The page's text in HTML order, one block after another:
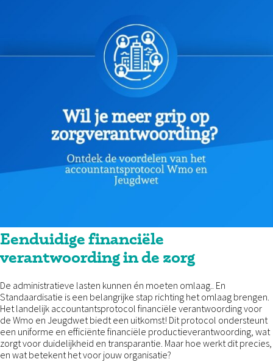
Eenduidige financiële
verantwoording in de zorg
De administratieve lasten kunnen én moeten omlaag.. En
Standaardisatie is een belangrijke stap richting het omlaag brengen.
Het landelijk accountantsprotocol financiële verantwoording voor
de Wmo en Jeugdwet biedt een uitkomst! Dit protocol ondersteunt
een uniforme en efficiënte financiële productieverantwoording, wat
zorgt voor duidelijkheid en transparantie. Maar hoe werkt dit precies,
en wat betekent het voor jouw organisatie?